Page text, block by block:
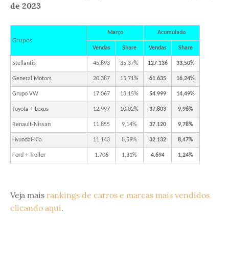
de 2023
Grupos
Março Acumulado
Vendas Share Vendas Share
Stellantis 45.893 35,37% 127.136 33,50%
General Motors 20.387 15,71% 61.635 16,24%
Grupo VW 17.067 13,15% 54.999 14,49%
Toyota + Lexus 12.997 10,02% 37.803 9,96%
Renault-Nissan 11.855 9,14% 37.120 9,78%
Hyundai-Kia 11.143 8,59% 32.132 8,47%
Ford + Troller 1.706 1,31% 4.694 1,24%
Veja mais rankings de carros e marcas mais vendidos
clicando aqui.